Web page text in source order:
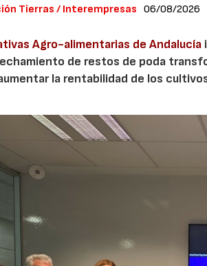
Tierras / Interempresas 06/08/2026
Agro-alimentarias de Andalucía
de restos de poda
la rentabilidad de los